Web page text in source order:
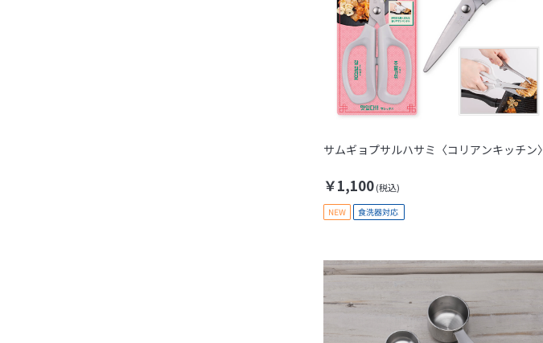
サムギョプサルハサミ〈コリアンキッチン〉
￥1,100